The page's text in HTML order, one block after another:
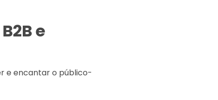
e
e encantar o público-